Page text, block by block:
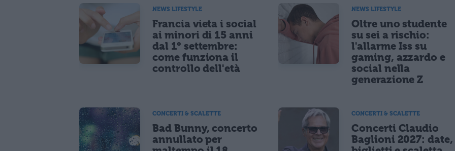
NEWS LIFESTYLE
Francia vieta i social
ai minori di 15 anni
dal 1° settembre:
come funziona il
controllo dell'età
NEWS LIFESTYLE
Oltre uno studente
su sei a rischio:
l'allarme Iss su
gaming, azzardo e
social nella
generazione Z
CONCERTI & SCALETTE
Bad Bunny, concerto
annullato per
CONCERTI & SCALETTE
Concerti Claudio
Baglioni 2027: date,